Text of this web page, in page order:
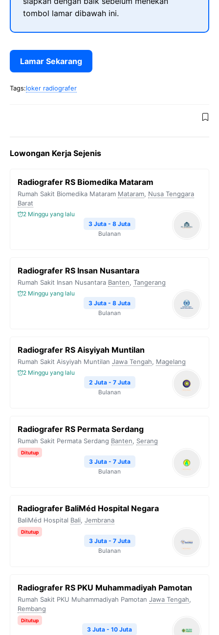
tombol lamar dibawah ini.
Lamar Sekarang
Tags:loker radiografer
Lowongan Kerja Sejenis
Radiografer RS Biomedika Mataram
Rumah Sakit Biomedika Mataram Mataram, Nusa Tenggara
Barat
2 Minggu yang lalu
3 Juta - 8 Juta
Bulanan
Radiografer RS Insan Nusantara
Rumah Sakit Insan Nusantara Banten, Tangerang
2 Minggu yang lalu
3 Juta - 8 Juta
Bulanan
Radiografer RS Aisyiyah Muntilan
Rumah Sakit Aisyiyah Muntilan Jawa Tengah, Magelang
2 Minggu yang lalu
2 Juta - 7 Juta
Bulanan
Radiografer RS Permata Serdang
Rumah Sakit Permata Serdang Banten, Serang
Ditutup
3 Juta - 7 Juta
Bulanan
Radiografer BaliMéd Hospital Negara
BaliMéd Hospital Bali, Jembrana
Ditutup
3 Juta - 7 Juta
Bulanan
Radiografer RS PKU Muhammadiyah Pamotan
Rumah Sakit PKU Muhammadiyah Pamotan Jawa Tengah,
Rembang
Ditutup
3 Juta - 10 Juta